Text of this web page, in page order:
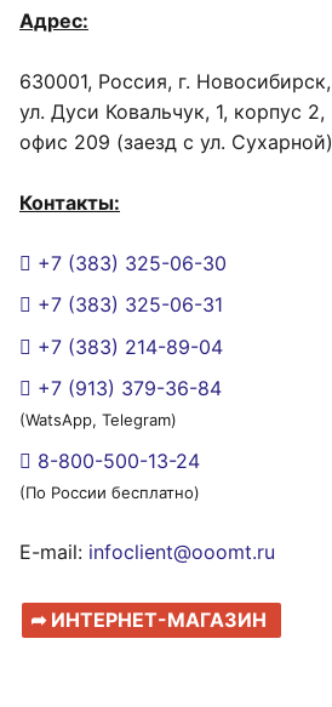
Адрес:
630001, Россия, г. Новосибирск,
ул. Дуси Ковальчук, 1, корпус 2,
офис 209 (заезд с ул. Сухарной)
Контакты:
+7 (383) 325-06-30
+7 (383) 325-06-31
+7 (383) 214-89-04
+7 (913) 379-36-84
(WatsApp, Telegram)
8-800-500-13-24
(По России бесплатно)
E-mail: infoclient@ooomt.ru
➦ ИНТЕРНЕТ-МАГАЗИН